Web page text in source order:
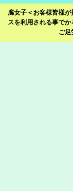
腐女子＜お客様皆様
スを利用される事で
ご足